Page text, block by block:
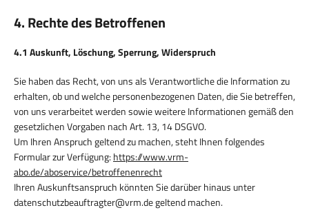
4. Rechte des Betroffenen
4.1 Auskunft, Löschung, Sperrung, Widerspruch
Sie haben das Recht, von uns als Verantwortliche die Information zu
erhalten, ob und welche personenbezogenen Daten, die Sie betreffen,
von uns verarbeitet werden sowie weitere Informationen gemäß den
gesetzlichen Vorgaben nach Art. 13, 14 DSGVO.
Um Ihren Anspruch geltend zu machen, steht Ihnen folgendes
Formular zur Verfügung: https://www.vrm-
abo.de/aboservice/betroffenenrecht
Ihren Auskunftsanspruch könnten Sie darüber hinaus unter
datenschutzbeauftragter@vrm.de geltend machen.